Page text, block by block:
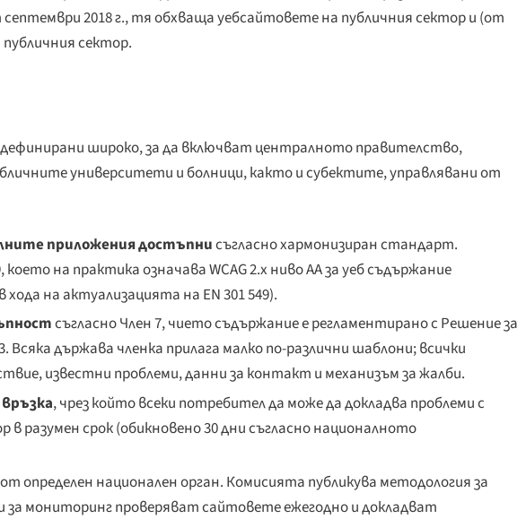
септември 2018 г., тя обхваща уебсайтовете на публичния сектор и (от
сектор.
широко, за да включват централното правителство,
университети и болници, както и субектите, управлявани от
приложения достъпнисъгласно хармонизиран стандарт.
на практика означава WCAG 2.x ниво AA за уеб съдържание
на актуализацията на EN 301 549).
съгласно Член 7, чието съдържание е регламентирано с Решение за
Всяка държава членка прилага малко по-различни шаблони; всички
известни проблеми, данни за контакт и механизъм за жалби.
, чрез който всеки потребител да може да докладва проблеми с
разумен срок (обикновено 30 дни съгласно националното
от определен национален орган. Комисията публикува методология за
мониторинг проверяват сайтовете ежегодно и докладват